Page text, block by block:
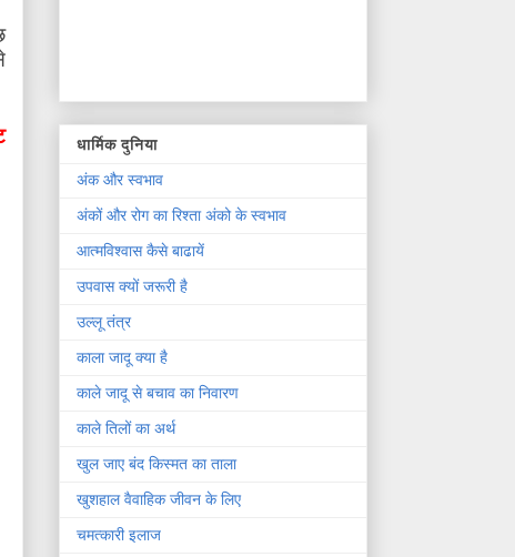
धार्मिक दुनिया
अंक और स्वभाव
अंकों और रोग का रिश्ता अंको के स्वभाव
आत्मविश्वास कैसे बाढायें
उपवास क्यों जरूरी है
उल्लू तंत्र
काला जादू क्या है
काले जादू से बचाव का निवारण
काले तिलों का अर्थ
खुल जाए बंद किस्मत का ताला
खुशहाल वैवाहिक जीवन के लिए
चमत्कारी इलाज